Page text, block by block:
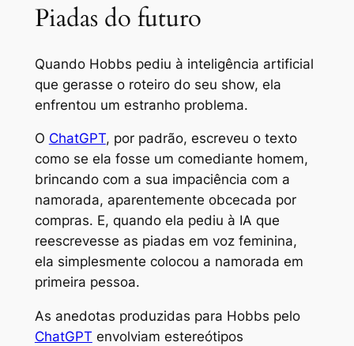
Piadas do futuro
Quando Hobbs pediu à inteligência artificial
que gerasse o roteiro do seu show, ela
enfrentou um estranho problema.
O ChatGPT, por padrão, escreveu o texto
como se ela fosse um comediante homem,
brincando com a sua impaciência com a
namorada, aparentemente obcecada por
compras. E, quando ela pediu à IA que
reescrevesse as piadas em voz feminina,
ela simplesmente colocou a namorada em
primeira pessoa.
As anedotas produzidas para Hobbs pelo
ChatGPT envolviam estereótipos